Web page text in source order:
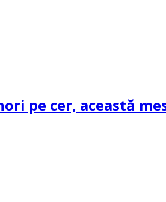
pe cer, această